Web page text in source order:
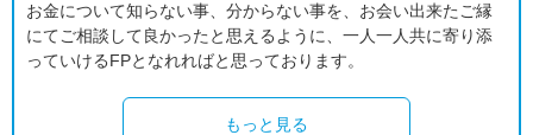
お金について知らない事、分からない事を、お会い出来たご縁
にてご相談して良かったと思えるように、一人一人共に寄り添
っていけるFPとなれればと思っております。
もっと見る